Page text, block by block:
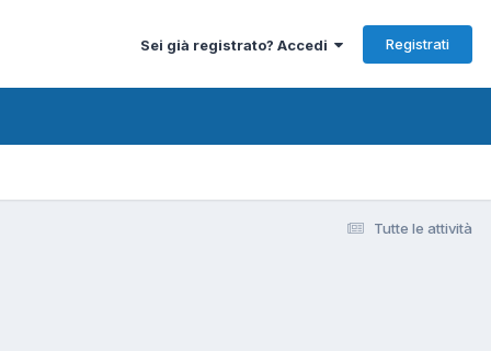
Sei già registrato? Accedi Registrati
Tutte le attività